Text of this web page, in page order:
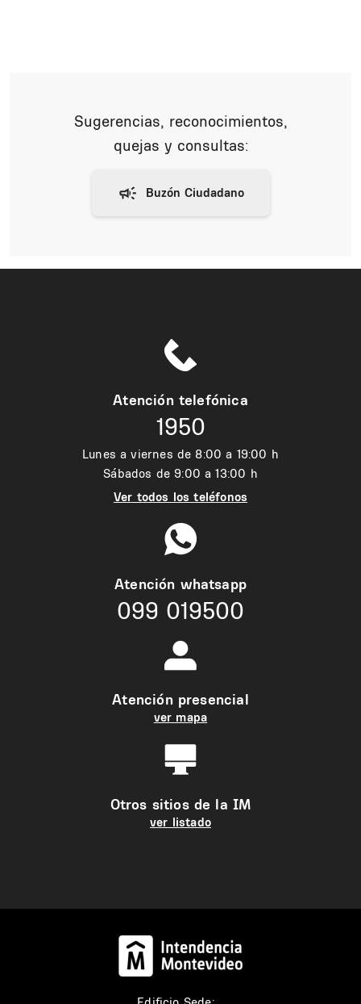
Sugerencias, reconocimientos,
quejas y consultas:
Atención telefónica
1950
Lunes a viernes de 8:00 a 19:00 h
Sábados de 9:00 a 13:00 h
Ver todos los teléfonos
Atención whatsapp
099 019500
Atención presencial
ver mapa
Otros sitios de la IM
ver listado